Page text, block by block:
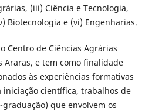
(iii) Ciência e Tecnologia,
Biotecnologia e (vi) Engenharias.
Centro de Ciências Agrárias
Araras, e tem como finalidade
às experiências formativas
iniciação científica, trabalhos de
que envolvem os